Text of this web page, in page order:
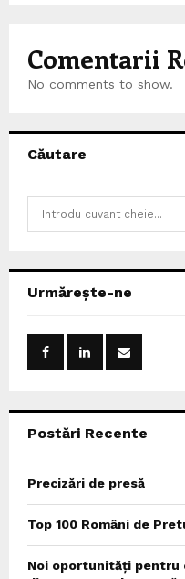
Comentarii
No comments to show.
Căutare
h
Urmărește-ne
Postări Recente
Precizări de presă
Top 100 Români de
Noi oportunități pentru